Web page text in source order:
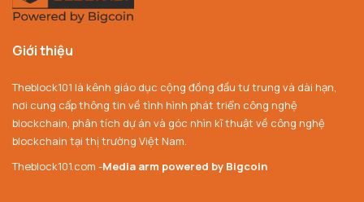
Giới thiệu
Theblock101 là kênh giáo dục cộng đồng đầu tư trung và dài hạn,
nơi cung cấp thông tin về tình hình phát triển công nghệ
blockchain, phân tích dự án và góc nhìn kĩ thuật về công nghệ
blockchain tại thị trường Việt Nam.
Theblock101.com -Media arm powered by Bigcoin